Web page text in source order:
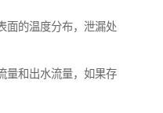
面的温度分布，泄漏处
量和出水流量，如果存